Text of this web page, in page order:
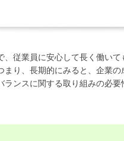
、従業員に安心して長く働い
まり、長期的にみると、企業
ランスに関する取り組みの必